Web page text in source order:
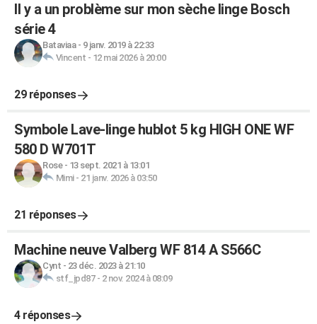
Il y a un problème sur mon sèche linge Bosch
série 4
Bataviaa- 9 janv. 2019 à 22:33
Vincent - 12 mai 2026 à 20:00
29 réponses
Symbole Lave-linge hublot 5 kg HIGH ONE WF
580 D W701T
Rose- 13 sept. 2021 à 13:01
Mimi- 21 janv. 2026 à 03:50
21 réponses
Machine neuve Valberg WF 814 A S566C
Cynt - 23 déc. 2023 à 21:10
stf_jpd87- 2 nov. 2024 à 08:09
4 réponses